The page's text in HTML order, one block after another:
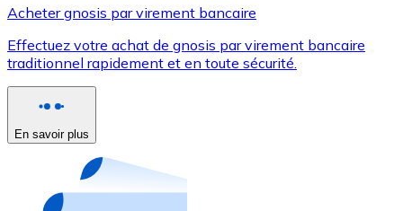
Utilisez les cartes Visa et Mastercard pour acheter
Acheter avec carte
Nouveau
Achetez des cartes-cadeaux de vos marques
Acheter gnosis par virement bancaire
Effectuez votre achat de gnosis par virement bancaire
traditionnel rapidement et en toute sécurité.
En savoir plus